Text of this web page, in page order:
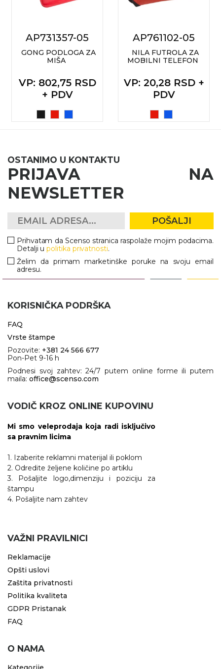
AP731357-05
GONG PODLOGA ZA
MIŠA
VP: 802,75 RSD
+ PDV
AP761102-05
NILA FUTROLA ZA
MOBILNI TELEFON
VP: 20,28 RSD +
PDV
OSTANIMO U KONTAKTU
PRIJAVA NA
NEWSLETTER
POŠALJI
Prihvatam da Scenso stranica raspolaže mojim podacima.
Detalji upolitika privatnosti.
Želim da primam marketinške poruke na svoju email
adresu.
KORISNIČKA PODRŠKA
FAQ
Vrste štampe
Pozovite: +381 24 566 677
Pon-Pet 9-16 h
Podnesi svoj zahtev: 24/7 putem online forme ili putem
maila: office@scenso.com
VODIČ KROZ ONLINE KUPOVINU
Mi smo veleprodaja koja radi isključivo
sa pravnim licima
1. Izaberite reklamni materijal ili poklom
2. Odredite željene količine po artiklu
3. Pošaljite logo,dimenziju i poziciju za
štampu
4. Pošaljite nam zahtev
VAŽNI PRAVILNICI
Reklamacije
Opšti uslovi
Zaštita privatnosti
Politika kvaliteta
GDPR Pristanak
FAQ
O NAMA